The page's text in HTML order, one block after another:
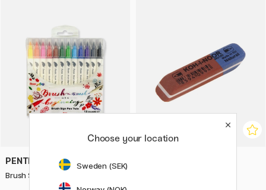
PENTEL
Brush Sign Pen Twin 12 Pièce
Choose your location
Sweden (SEK)